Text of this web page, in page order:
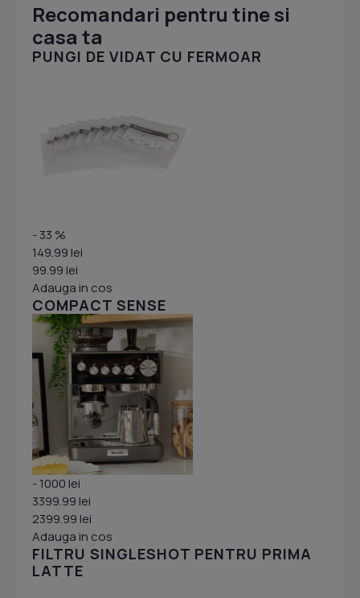
Recomandari pentru tine si
casa ta
PUNGI DE VIDAT CU FERMOAR
- 33 %
149.99 lei
99.99 lei
Adauga in cos
COMPACT SENSE
- 1000 lei
3399.99 lei
2399.99 lei
Adauga in cos
FILTRU SINGLESHOT PENTRU PRIMA
LATTE